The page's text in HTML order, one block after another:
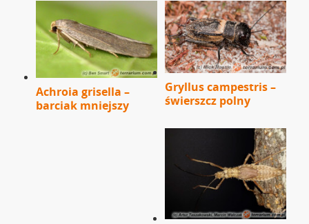
Achroia grisella –
barciak mniejszy
Gryllus campestris –
świerszcz polny